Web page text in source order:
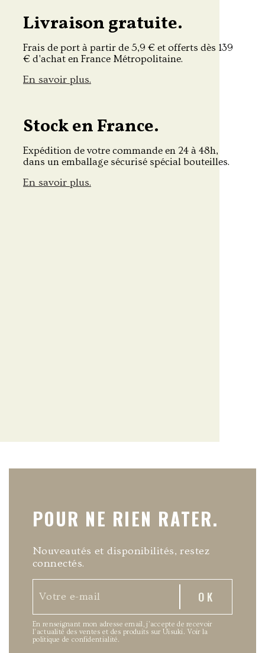
Livraison gratuite.
Frais de port à partir de 5,9 € et offerts dès 139
€ d'achat en France Métropolitaine.
En savoir plus.
Stock en France.
Expédition de votre commande en 24 à 48h,
dans un emballage sécurisé spécial bouteilles.
En savoir plus.
POUR NE RIEN RATER.
Nouveautés et disponibilités, restez
connectés.
En renseignant mon adresse email, j’accepte de recevoir
l’actualité des ventes et des produits sur Uisuki. Voir la
politique de confidentialité.